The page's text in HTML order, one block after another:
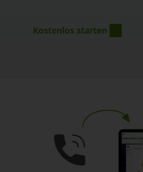
Kostenlos starten